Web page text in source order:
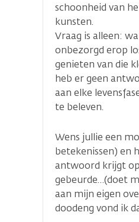
schoonheid van
kunsten.
Vraag is alleen:
onbezorgd erop
genieten van die
heb er geen
aan elke
te beleven.
Wens jullie een
betekenissen) en
antwoord krijgt
gebeurde…(doet
aan mijn eigen
doodeng vond ik